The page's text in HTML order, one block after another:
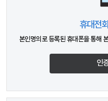
휴대전
본인명의로 등록된 휴대폰을 통해
인